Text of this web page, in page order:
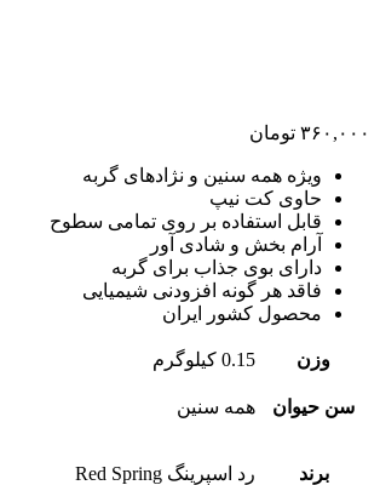
۳۶۰,۰۰۰ تومان
ویژه همه سنین و نژادهای گربه
حاوی کت نیپ
قابل استفاده بر روی تمامی سطوح
آرام بخش و شادی آور
دارای بوی جذاب برای گربه
فاقد هر گونه افزودنی شیمیایی
محصول کشور ایران
وزن 0.15 کیلوگرم
سن حیوان همه سنین
برند رد اسپرینگ Red Spring